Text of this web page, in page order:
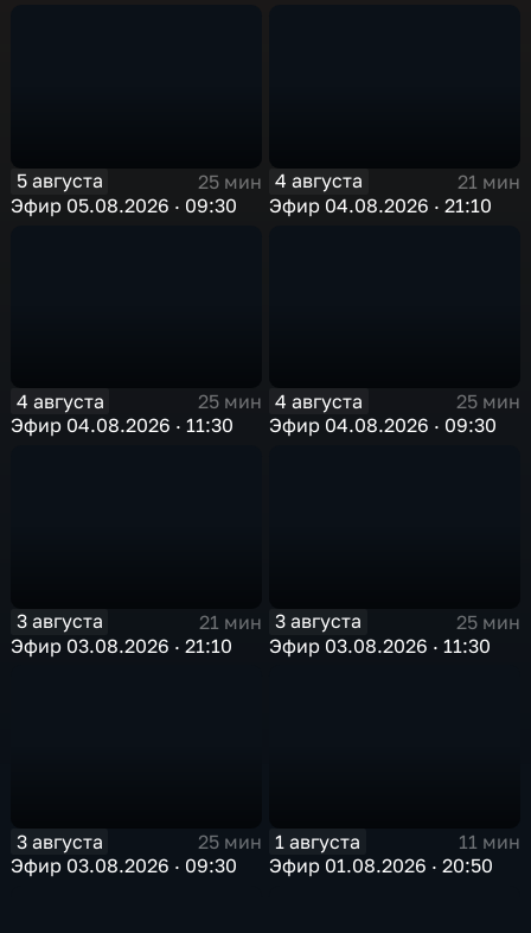
5 августа
25 мин
Эфир 05.08.2026 · 09:30
4 августа
21 мин
Эфир 04.08.2026 · 21:10
4 августа
25 мин
Эфир 04.08.2026 · 11:30
4 августа
25 мин
Эфир 04.08.2026 · 09:30
3 августа
21 мин
Эфир 03.08.2026 · 21:10
3 августа
25 мин
Эфир 03.08.2026 · 11:30
3 августа
25 мин
Эфир 03.08.2026 · 09:30
1 августа
11 мин
Эфир 01.08.2026 · 20:50